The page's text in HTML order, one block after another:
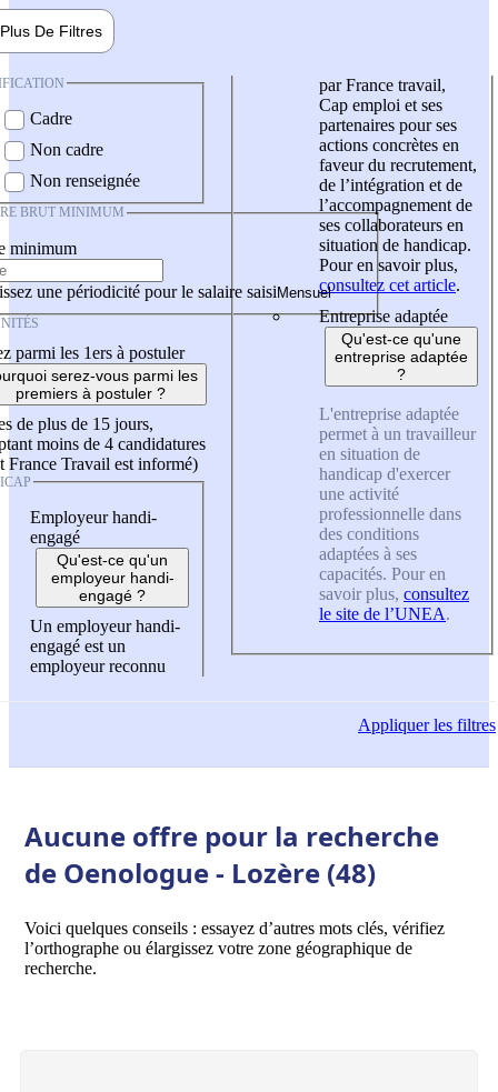
Plus De Filtres
Cadre
Non cadre
Non renseignée
BRUT MINIMUM
minimum
une périodicité pour le salaire saisi
parmi les 1ers à postuler
serez-vous parmi les
premiers à postuler ?
de plus de 15 jours,
moins de 4 candidatures
France Travail est informé)
Employeur handi-
engagé
Qu'est-ce qu'un
employeur handi-
engagé ?
Un employeur handi-
engagé est un
employeur reconnu
par France travail,
Cap emploi et ses
partenaires pour ses
actions concrètes en
faveur du recrutement,
de l’intégration et de
l’accompagnement de
ses collaborateurs en
situation de handicap.
Pour en savoir plus,
consultez cet article.
Entreprise adaptée
Qu'est-ce qu'une
entreprise adaptée
?
L'entreprise adaptée
permet à un travailleur
en situation de
handicap d'exercer
une activité
professionnelle dans
des conditions
adaptées à ses
capacités. Pour en
savoir plus, consultez
le site de l’UNEA.
Appliquerles filtres
Aucune offre pour la recherche
de Oenologue - Lozère (48)
Voici quelques conseils : essayez d’autres mots clés, vérifiez
l’orthographe ou élargissez votre zone géographique de
recherche.